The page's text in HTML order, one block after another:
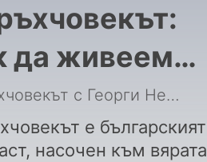
да живеем
на
си
Свръхчовекът с Георги Ненов
е българският
насочен към вярата